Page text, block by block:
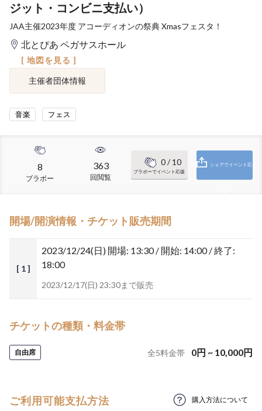
ジット・コンビニ支払い）
JAA主催2023年度 アコーディオンの祭典 Xmasフェスタ！
北とぴあ ペガサスホール
[ 地図を見る ]
主催者団体情報
音楽 フェス
8
ブラボー
363
回閲覧
0/ 10
ブラボーでイベント応援
シェアでイベント応
開場/開演情報・チケット販売期間
[ 1 ]
2023/12/24(日) 開場: 13:30 / 開始: 14:00 / 終了:
18:00
2023/12/17(日) 23:30まで販売
チケットの種類・料金帯
自由席 全5料金帯 0円 ~ 10,000円
ご利用可能支払方法 購入方法について